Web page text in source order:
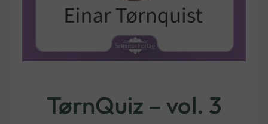
TørnQuiz – vol. 3